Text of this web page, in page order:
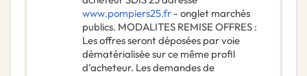
www.pompiers25.fr - onglet marchés
publics. MODALITES REMISE OFFRES :
Les offres seront déposées par voie
dématérialisée sur ce même profil
d’acheteur. Les demandes de